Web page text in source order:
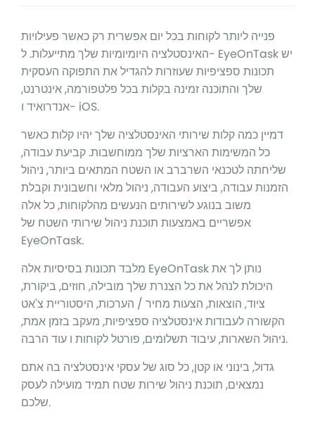
פנייה ליותר לקוחות בכל יום אפשרית רק כאשר פעילויות
האינסטלציה היומיומיות שלך מתייעלות. ל- EyeOnTask יש
תכונות ספציפיות שעוזרות להגדיל את התפוקה העסקית
שלך והתוכנה זמינה בקלות בכל פלטפורמה, אינטרנט,
אנדרואיד ו- iOS.
דמיין כמה קלות שירותי האינסטלציה שלך יהיו קלות כאשר
כל המשימות הארציות שלך ממוחשבות. קביעת עבודה,
שליחתה לטכנאי השרברב או השטח המתאים ביותר, ניהול
הזמנות עבודה, ביצוע העבודה, ניהול מלאי וחשבונית וקבלת
משוב בנוגע לשירותים הנעשים מהלקוחות, כל אלה
אפשריים באמצעות תוכנת ניהול שירותי השטח של
EyeOnTask.
מלבד תכונות בסיסיות אלה EyeOnTask נותן לך את
היכולת לנהל את כל הצנרת שלך מובילה, חוזים, ביקורת,
ציוד, הוצאות, הצעות מחיר / הערכות, היסטוריית צ'אט
הקשורה לעבודות אינסטלציה ספציפיות, מעקב בזמן אמת,
ניהול השארות, עיבוד תשלומים, פורטל לקוחות ו עוד הרבה.
גדול, בינוני או קטן, כל סוג של עסקי אינסטלציה בה אתם
נמצאים, תוכנת ניהול שירות שטח תמיד מועילה לעסק
שלכם.